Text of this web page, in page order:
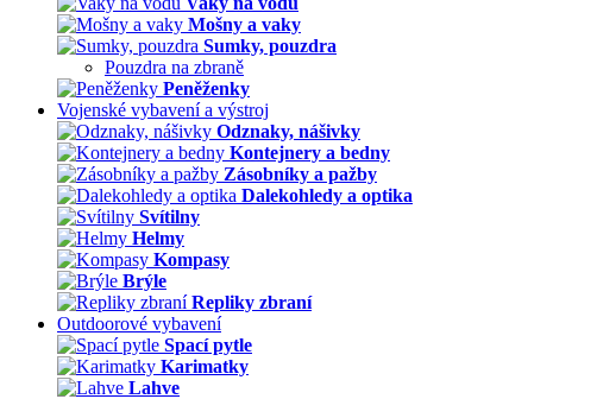
Mošny a vaky
Sumky, pouzdra
Pouzdra na zbraně
Peněženky
Vojenské vybavení a výstroj
Odznaky, nášivky
Kontejnery a bedny
Zásobníky a pažby
Dalekohledy a optika
Svítilny
Helmy
Kompasy
Brýle
Repliky zbraní
Outdoorové vybavení
Spací pytle
Karimatky
Lahve